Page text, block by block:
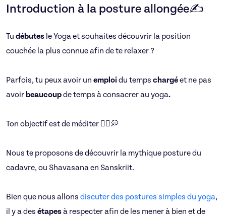
Introduction à la posture allongée✍
Tu débutes le Yogaet souhaites découvrir la position
couchée la plus connue afin de te relaxer ?
Parfois, tu peux avoir un emploidu temps chargéet ne pas
avoirbeaucoupde temps à consacrer au yoga.
Ton objectif est de méditer 🧘‍♂️💭
Nous te proposons de découvrir la mythique posture du
cadavre, ou Shavasana en Sanskriit.
Bien que nous allons discuter des postures simples du yoga,
il y a des étapesà respecter afin de les mener à bien et de